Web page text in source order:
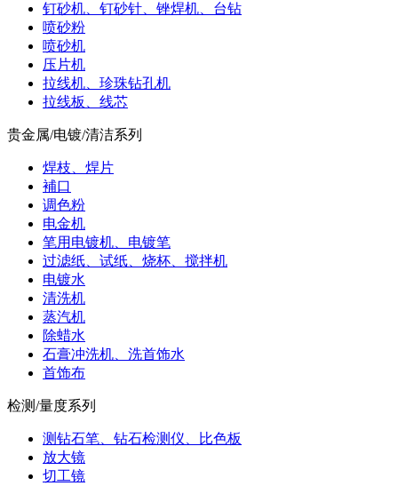
钉砂机、钉砂针、锉焊机、台钻
喷砂粉
喷砂机
压片机
拉线机、珍珠钻孔机
拉线板、线芯
贵金属/电镀/清洁系列
焊枝、焊片
補口
调色粉
电金机
笔用电镀机、电镀笔
过滤纸、试纸、烧杯、搅拌机
电镀水
清洗机
蒸汽机
除蜡水
石膏冲洗机、洗首饰水
首饰布
检测/量度系列
测钻石笔、钻石检测仪、比色板
放大镜
切工镜